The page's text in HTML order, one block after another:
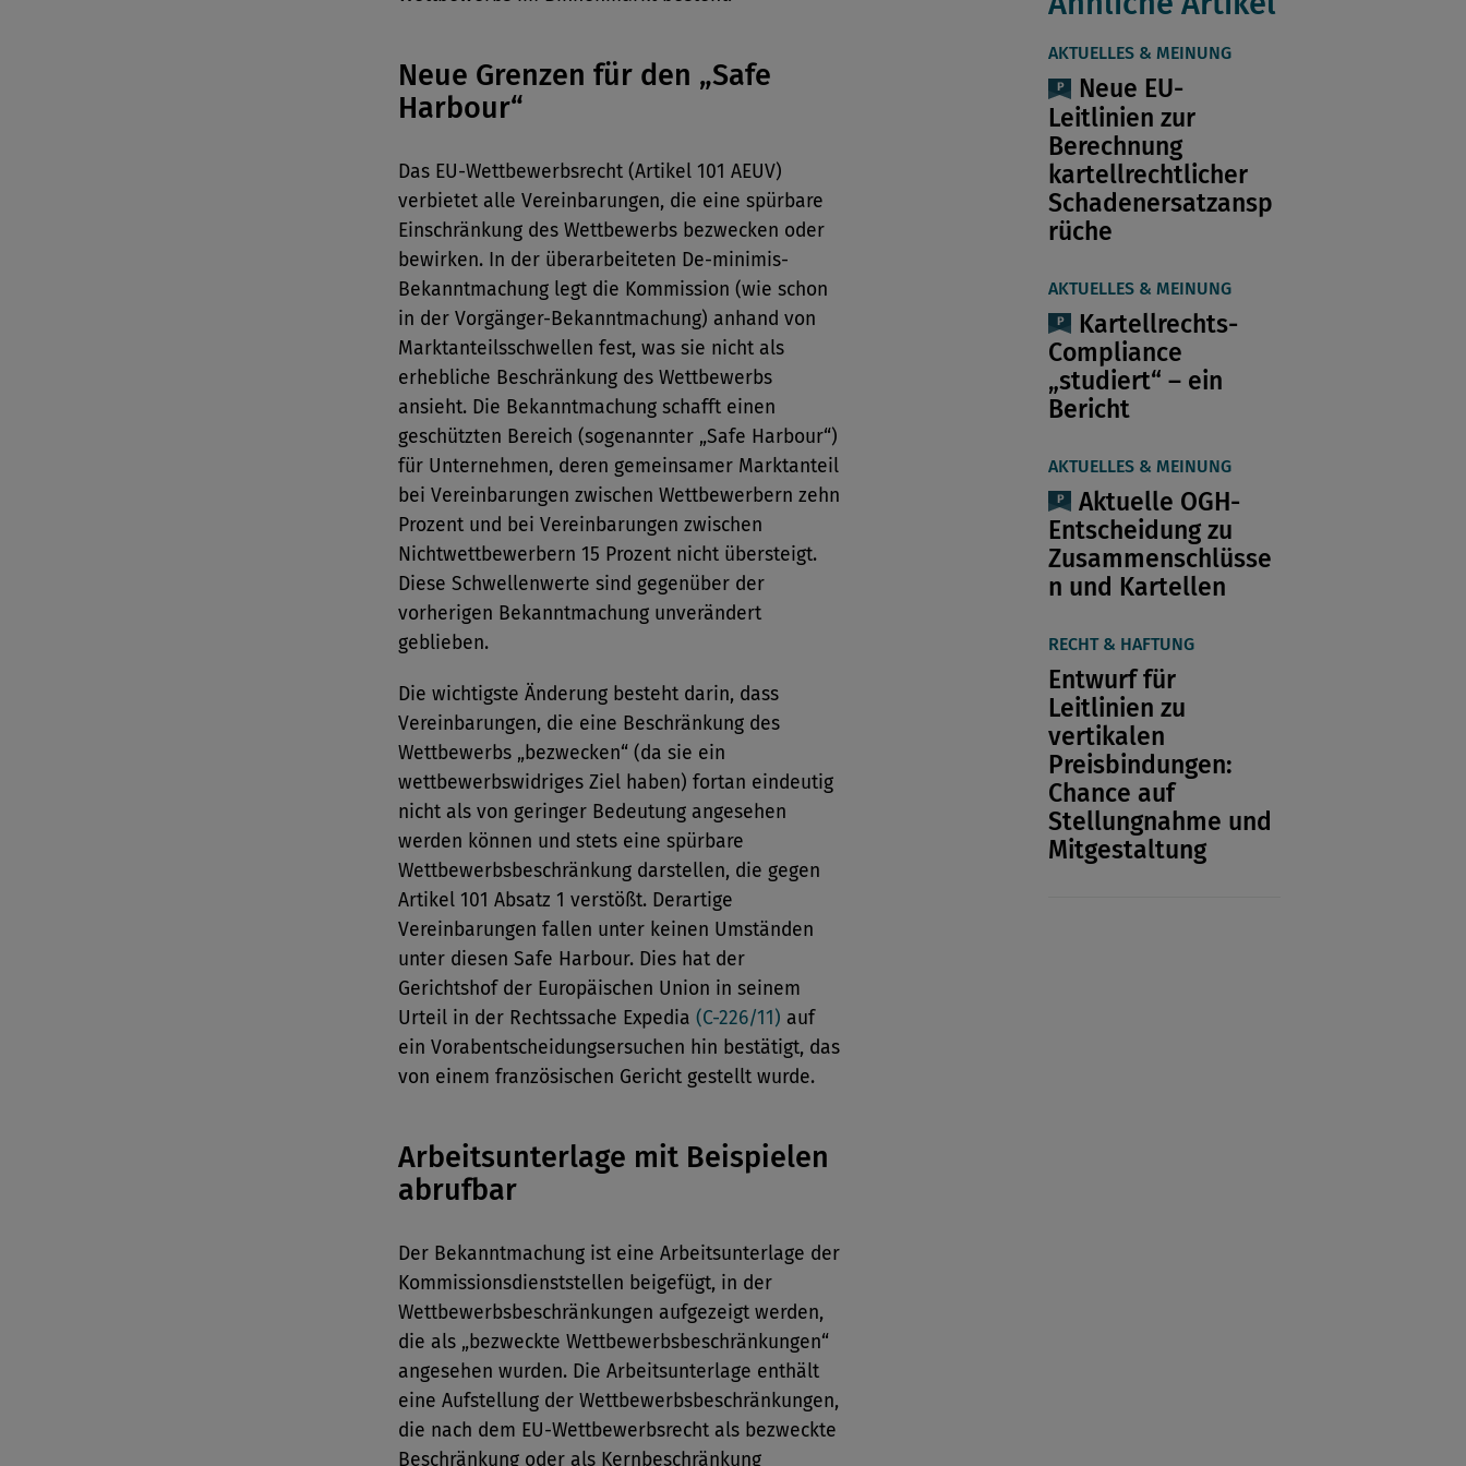
Neue Grenzen für den „Safe
Harbour“
Das EU-Wettbewerbsrecht (Artikel 101 AEUV)
verbietet alle Vereinbarungen, die eine spürbare
Einschränkung des Wettbewerbs bezwecken oder
bewirken. In der überarbeiteten De-minimis-
Bekanntmachung legt die Kommission (wie schon
in der Vorgänger-Bekanntmachung) anhand von
Marktanteilsschwellen fest, was sie nicht als
erhebliche Beschränkung des Wettbewerbs
ansieht. Die Bekanntmachung schafft einen
geschützten Bereich (sogenannter „Safe Harbour“)
für Unternehmen, deren gemeinsamer Marktanteil
bei Vereinbarungen zwischen Wettbewerbern zehn
Prozent und bei Vereinbarungen zwischen
Nichtwettbewerbern 15 Prozent nicht übersteigt.
Diese Schwellenwerte sind gegenüber der
vorherigen Bekanntmachung unverändert
geblieben.
Die wichtigste Änderung besteht darin, dass
Vereinbarungen, die eine Beschränkung des
Wettbewerbs „bezwecken“ (da sie ein
wettbewerbswidriges Ziel haben) fortan eindeutig
nicht als von geringer Bedeutung angesehen
werden können und stets eine spürbare
Wettbewerbsbeschränkung darstellen, die gegen
Artikel 101 Absatz 1 verstößt. Derartige
Vereinbarungen fallen unter keinen Umständen
unter diesen Safe Harbour. Dies hat der
Gerichtshof der Europäischen Union in seinem
Urteil in der Rechtssache Expedia (C-226/11) auf
ein Vorabentscheidungsersuchen hin bestätigt, das
von einem französischen Gericht gestellt wurde.
Arbeitsunterlage mit Beispielen
abrufbar
Der Bekanntmachung ist eine Arbeitsunterlage der
Kommissionsdienststellen beigefügt, in der
Wettbewerbsbeschränkungen aufgezeigt werden,
die als „bezweckte Wettbewerbsbeschränkungen“
angesehen wurden. Die Arbeitsunterlage enthält
eine Aufstellung der Wettbewerbsbeschränkungen,
die nach dem EU-Wettbewerbsrecht als bezweckte
Beschränkung oder als Kernbeschränkung
AKTUELLES & MEINUNG
Neue EU-
Leitlinien zur
Berechnung
kartellrechtlicher
Schadenersatzansp
rüche
AKTUELLES & MEINUNG
Kartellrechts-
Compliance
„studiert“ – ein
Bericht
AKTUELLES & MEINUNG
Aktuelle OGH-
Entscheidung zu
Zusammenschlüsse
n und Kartellen
RECHT & HAFTUNG
Entwurf für
Leitlinien zu
vertikalen
Preisbindungen:
Chance auf
Stellungnahme und
Mitgestaltung